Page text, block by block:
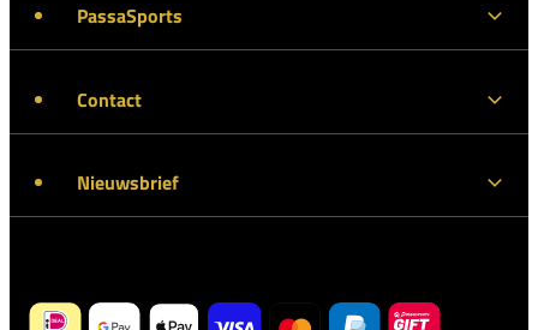
PassaSports
Contact
Nieuwsbrief